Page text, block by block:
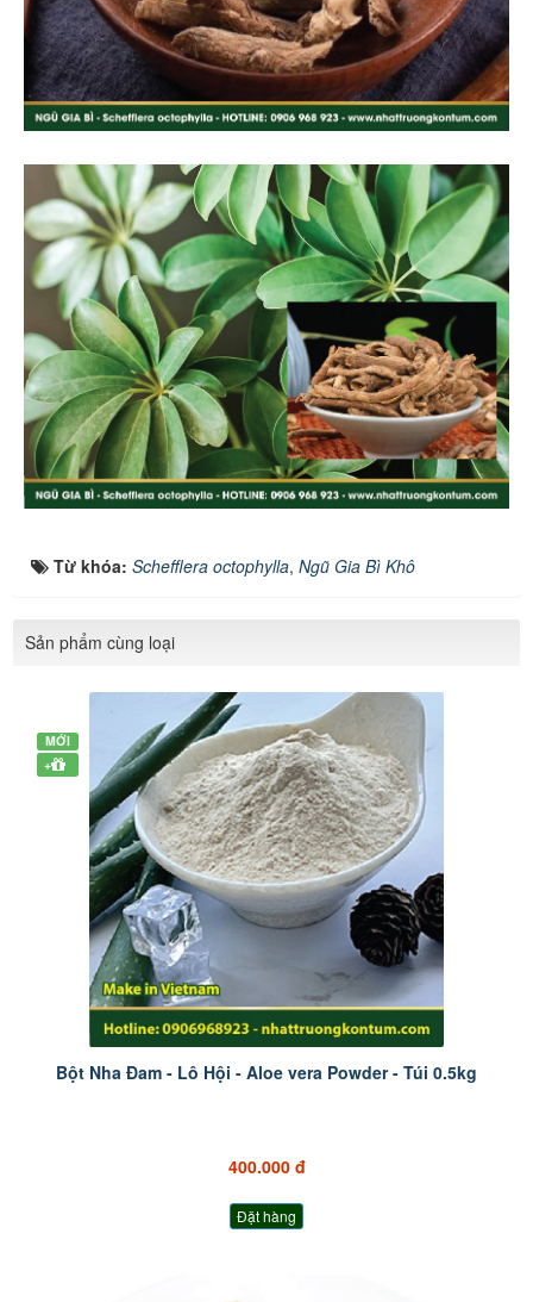
Từ khóa: Schefflera octophylla, Ngũ Gia Bì Khô
Sản phẩm cùng loại
MỚI
+
Bột Nha Đam - Lô Hội - Aloe vera Powder - Túi 0.5kg
400.000 đ
Đặt hàng